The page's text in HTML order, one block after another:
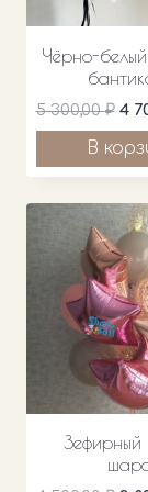
Чёрно-
5 300,00₽ 4
В